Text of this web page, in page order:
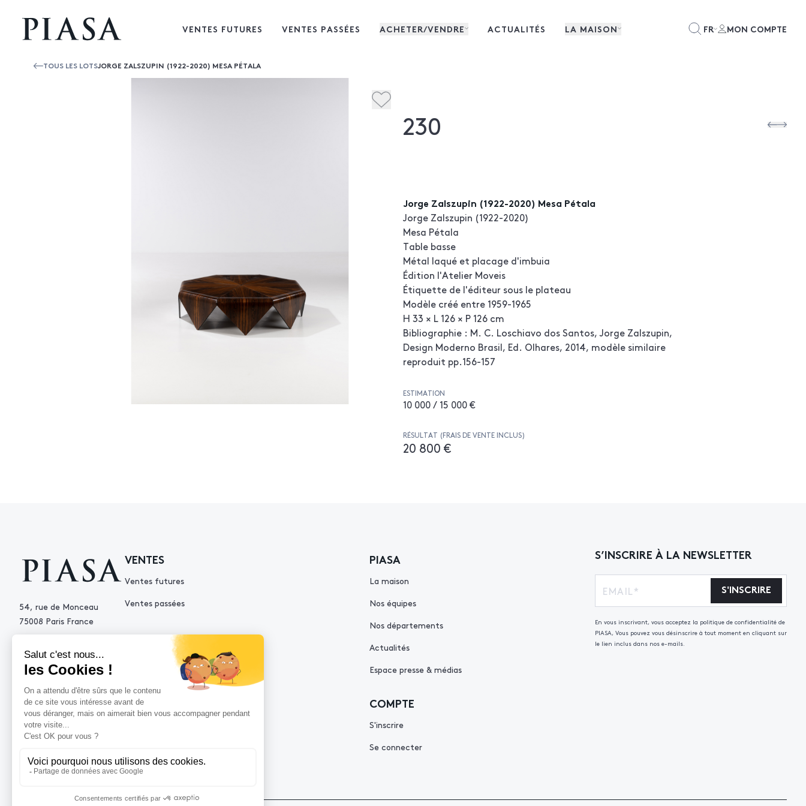
VENTES FUTURES VENTES PASSÉES ACHETER/VENDRE ACTUALITÉS LA MAISON FR MON COMPTE
TOUS LES LOTSJORGE ZALSZUPIN (1922-2020) MESA PÉTALA
230
Jorge Zalszupin (1922-2020) Mesa Pétala
Jorge Zalszupin (1922-2020)
Mesa Pétala
Table basse
Métal laqué et placage d'imbuia
Édition l'Atelier Moveis
Étiquette de l'éditeur sous le plateau
Modèle créé entre 1959-1965
H 33 × L 126 × P 126 cm
Bibliographie : M. C. Loschiavo dos Santos, Jorge Zalszupin,
Design Moderno Brasil, Ed. Olhares, 2014, modèle similaire
reproduit pp.156-157
ESTIMATION
10 000 / 15 000 €
RÉSULTAT (FRAIS DE VENTE INCLUS)
20 800 €
54, rue de Monceau
75008 Paris France
contact@piasa.fr
VENTES
Ventes futures
Ventes passées
PIASA
La maison
Nos équipes
Nos départements
Actualités
Espace presse & médias
AIDE
Demande d’estimation
COMPTE
S'inscrire
Se connecter
S’INSCRIRE À LA NEWSLETTER
S'INSCRIRE
En vous inscrivant, vous acceptez la politique de confidentialité de
PIASA, Vous pouvez vous désinscrire à tout moment en cliquant sur
le lien inclus dans nos e-mails.